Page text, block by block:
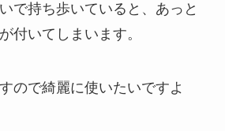
で持ち歩いていると、あっと
付いてしまいます。
ので綺麗に使いたいですよ